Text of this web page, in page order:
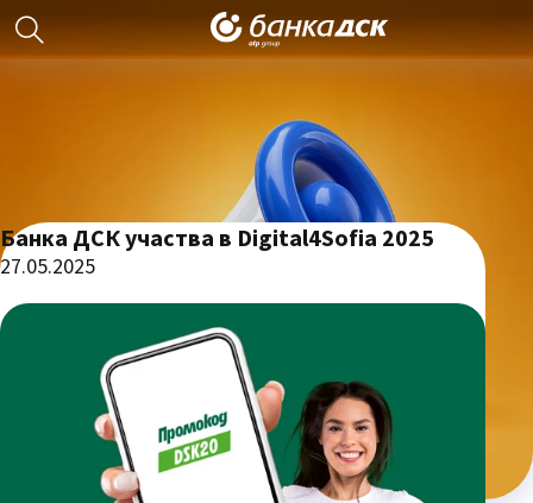
Банка ДСК участва в Digital4Sofia 2025
27.05.2025